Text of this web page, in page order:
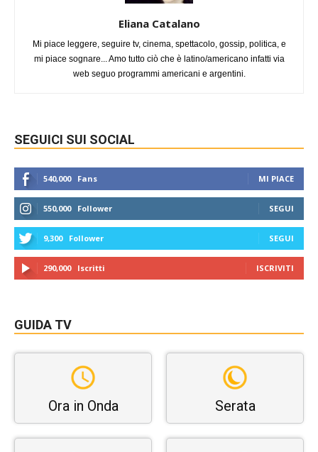
Eliana Catalano
Mi piace leggere, seguire tv, cinema, spettacolo, gossip, politica, e
mi piace sognare... Amo tutto ciò che è latino/americano infatti via
web seguo programmi americani e argentini.
SEGUICI SUI SOCIAL
540,000 Fans MI PIACE
550,000 Follower SEGUI
9,300 Follower SEGUI
290,000 Iscritti ISCRIVITI
GUIDA TV
Ora in Onda Serata